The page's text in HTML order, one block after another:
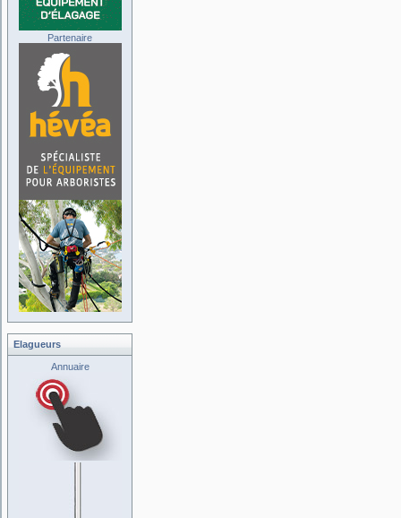
Partenaire
Elagueurs
Annuaire